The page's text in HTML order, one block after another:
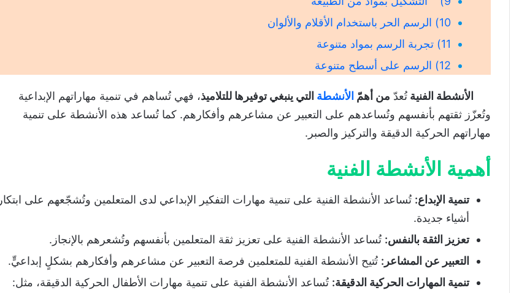
10) الرسم الحر باستخدام الأقلام والألوان
11) تجربة الرسم بمواد متنوعة
12) الرسم على أسطح متنوعة
الأنشطة الفنية تُعدّ من أهمّ الأنشطة التي ينبغي توفيرها للتلاميذ، فهي تُساهم في تنمية مهاراتهم الإبداعية
وتُعزّز ثقتهم بأنفسهم وتُساعدهم على التعبير عن مشاعرهم وأفكارهم. كما تُساعد هذه الأنشطة على تنمية
مهاراتهم الحركية الدقيقة والتركيز والصبر.
أهمية الأنشطة الفنية
تنمية الإبداع: تُساعد الأنشطة الفنية على تنمية مهارات التفكير الإبداعي لدى المتعلمين وتُشجّعهم على ابتكار
أشياء جديدة.
تعزيز الثقة بالنفس: تُساعد الأنشطة الفنية على تعزيز ثقة المتعلمين بأنفسهم وتُشعرهم بالإنجاز.
التعبير عن المشاعر : تُتيح الأنشطة الفنية للمتعلمين فرصة التعبير عن مشاعرهم وأفكارهم بشكلٍ إبداعيٍّ.
تنمية المهارات الحركية الدقيقة: تُساعد الأنشطة الفنية على تنمية مهارات الأطفال الحركية الدقيقة، مثل: